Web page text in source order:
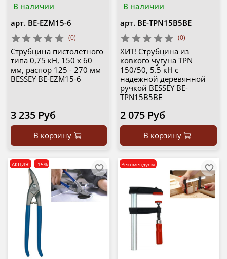
В наличии
арт. BE-EZM15-6
(0)
Струбцина пистолетного
типа 0,75 кН, 150 x 60
мм, распор 125 - 270 мм
BESSEY BE-EZM15-6
3 235 Руб
В корзину
В наличии
арт. BE-TPN15B5BE
(0)
ХИТ! Струбцина из
ковкого чугуна TPN
150/50, 5.5 кН с
надежной деревянной
ручкой BESSEY BE-
TPN15B5BE
2 075 Руб
В корзину
АКЦИЯ! -15% Рекомендуем